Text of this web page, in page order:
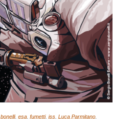
bonelli, esa, fumetti, iss, Luca Parmitano,